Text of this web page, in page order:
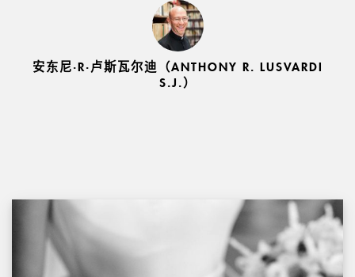
安东尼·R·卢斯瓦尔迪（ANTHONY R. LUSVARDI
S.J.）